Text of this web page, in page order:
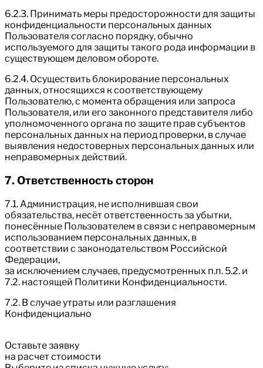
6.2.3. Принимать меры предосторожности для защиты
конфиденциальности персональных данных
Пользователя согласно порядку, обычно
используемого для защиты такого рода информации в
существующем деловом обороте.
6.2.4. Осуществить блокирование персональных
данных, относящихся к соответствующему
Пользователю, с момента обращения или запроса
Пользователя, или его законного представителя либо
уполномоченного органа по защите прав субъектов
персональных данных на период проверки, в случае
выявления недостоверных персональных данных или
неправомерных действий.
7. Ответственность сторон
7.1. Администрация, не исполнившая свои
обязательства, несёт ответственность за убытки,
понесённые Пользователем в связи с неправомерным
использованием персональных данных, в
соответствии с законодательством Российской
Федерации,
за исключением случаев, предусмотренных п.п. 5.2. и
7.2. настоящей Политики Конфиденциальности.
7.2. В случае утраты или разглашения
Конфиденциально
Оставьте заявку
на расчет стоимости